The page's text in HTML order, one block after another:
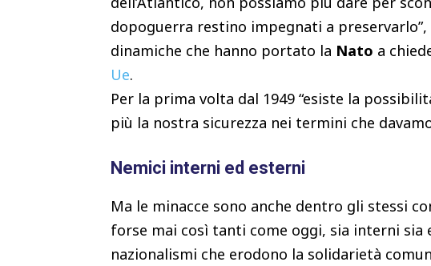
dopoguerra restino impegnati a
dinamiche che hanno portato la Nato a
Ue.
Per la prima volta dal 1949 “esiste la
più la nostra sicurezza nei termini che
Nemici interni ed esterni
Ma le minacce sono anche dentro gli stessi
forse mai così tanti come oggi, sia interni sia
nazionalismi che erodono la solidarietà